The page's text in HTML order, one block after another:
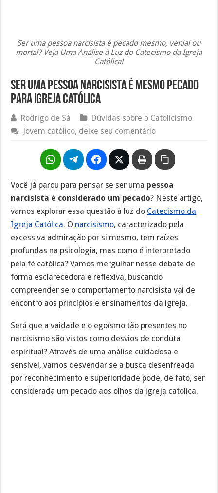
Ser uma pessoa narcisista é pecado mesmo, venial ou
mortal? Veja Uma Análise à Luz do Catecismo da Igreja
Católica!
Ser uma pessoa narcisista é mesmo pecado
para igreja católica
Rodrigo de Sá
Dúvidas sobre o Catolicismo
Jovem católico, deixe seu comentário
Você já parou para pensar se ser uma pessoa
narcisista é considerado um pecado? Neste artigo,
vamos explorar essa questão à luz do Catecismo da
Igreja Católica. O narcisismo, caracterizado pela
excessiva admiração por si mesmo, tem raízes
profundas na psicologia, mas como é interpretado
pela fé católica? Vamos mergulhar nesse debate de
forma esclarecedora e reflexiva, buscando
compreender se o comportamento narcisista vai de
encontro aos princípios e ensinamentos da igreja.
Será que a vaidade e o egoísmo tão presentes no
narcisismo são vistos como desvios de conduta
espiritual? Através de uma análise cuidadosa e
sensível, vamos desvendar se a busca desenfreada
por reconhecimento e superioridade pode, de fato, ser
considerada um pecado aos olhos da igreja católica.